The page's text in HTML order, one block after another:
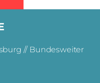
// Bundesweiter